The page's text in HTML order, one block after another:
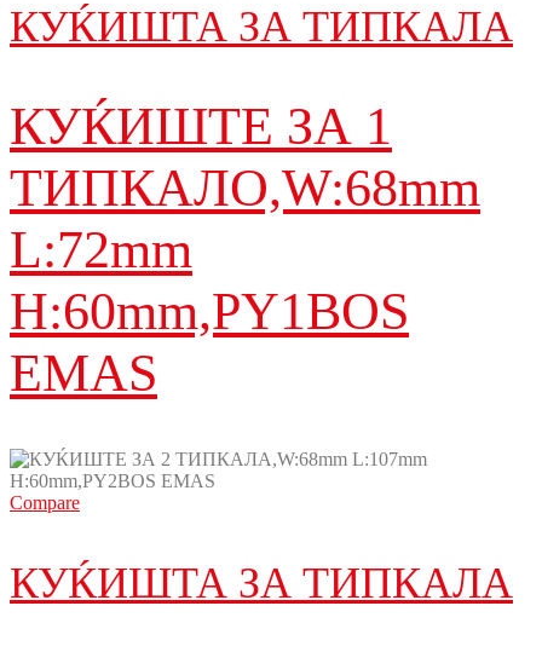
КУЌИШТА ЗА ТИПКАЛА
КУЌИШТЕ ЗА 1
ТИПКАЛО,W:68mm
L:72mm
H:60mm,PY1BOS
EMAS
Compare
КУЌИШТА ЗА ТИПКАЛА